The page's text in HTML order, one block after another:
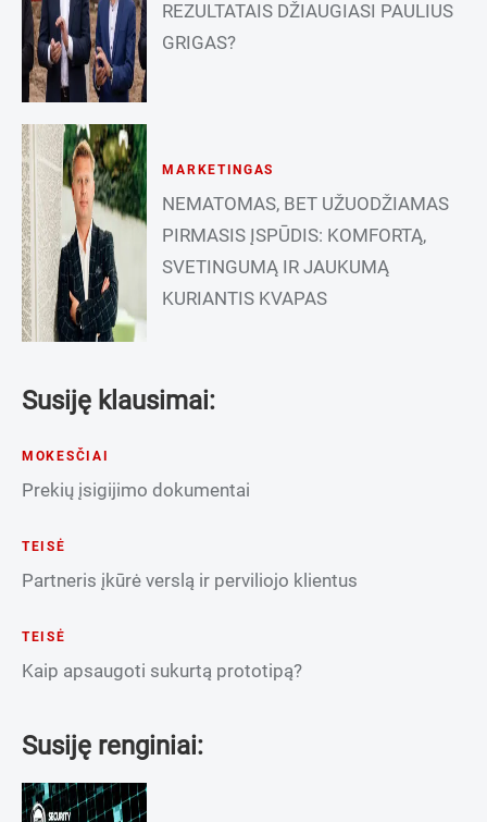
REZULTATAIS DŽIAUGIASI PAULIUS
GRIGAS?
MARKETINGAS
NEMATOMAS, BET UŽUODŽIAMAS
PIRMASIS ĮSPŪDIS: KOMFORTĄ,
SVETINGUMĄ IR JAUKUMĄ
KURIANTIS KVAPAS
Susiję klausimai:
MOKESČIAI
Prekių įsigijimo dokumentai
TEISĖ
Partneris įkūrė verslą ir perviliojo klientus
TEISĖ
Kaip apsaugoti sukurtą prototipą?
Susiję renginiai: